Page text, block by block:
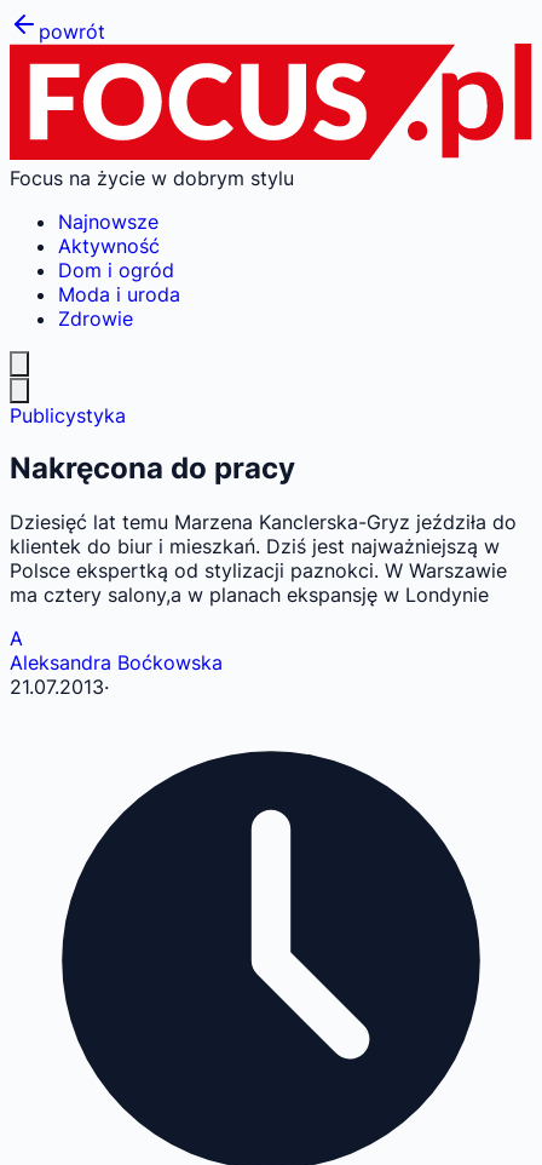
powrót
Focus na życie w dobrym stylu
Najnowsze
Aktywność
Dom i ogród
Moda i uroda
Zdrowie
Publicystyka
Nakręcona do pracy
Dziesięć lat temu Marzena Kanclerska-Gryz jeździła do
klientek do biur i mieszkań. Dziś jest najważniejszą w
Polsce ekspertką od stylizacji paznokci. W Warszawie
ma cztery salony,a w planach ekspansję w Londynie
A
Aleksandra Boćkowska
21.07.2013·